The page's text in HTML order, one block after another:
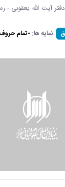
آیت الله یعقوبی -
نمایه ها: -تمام حروف